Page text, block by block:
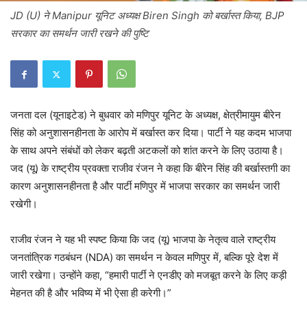
JD (U) ने Manipur यूनिट अध्यक्ष Biren Singh को बर्खास्त किया, BJP
सरकार का समर्थन जारी रखने की पुष्टि
जनता दल (यूनाइटेड) ने बुधवार को मणिपुर यूनिट के अध्यक्ष, क्षेत्रीमायुम बीरेन
सिंह को अनुशासनहीनता के आरोप में बर्खास्त कर दिया। पार्टी ने यह कदम भाजपा
के साथ अपने संबंधों को लेकर बढ़ती अटकलों को शांत करने के लिए उठाया है।
जद (यू) के राष्ट्रीय प्रवक्ता राजीव रंजन ने कहा कि बीरेन सिंह की बर्खास्तगी का
कारण अनुशासनहीनता है और पार्टी मणिपुर में भाजपा सरकार का समर्थन जारी
रखेगी।
राजीव रंजन ने यह भी स्पष्ट किया कि जद (यू) भाजपा के नेतृत्व वाले राष्ट्रीय
जनतांत्रिक गठबंधन (NDA) का समर्थन न केवल मणिपुर में, बल्कि पूरे देश में
जारी रखेगा। उन्होंने कहा, “हमारी पार्टी ने एनडीए को मजबूत करने के लिए कड़ी
मेहनत की है और भविष्य में भी ऐसा ही करेगी।”